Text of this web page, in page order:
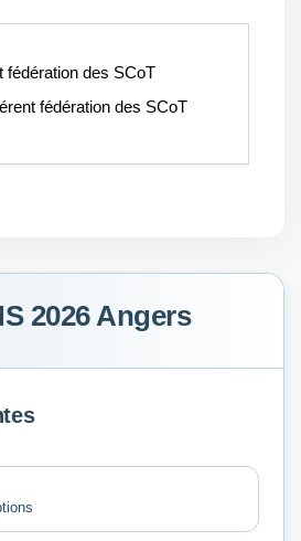
fédération des SCoT
fédération des SCoT
2026 Angers